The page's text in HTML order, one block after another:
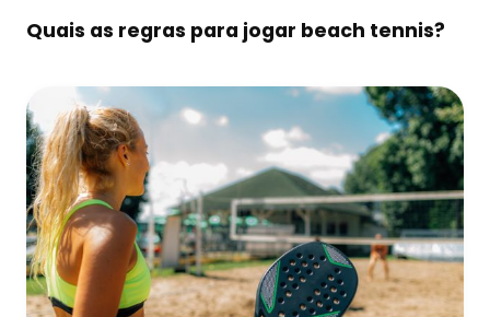
Quais as regras para jogar beach tennis?